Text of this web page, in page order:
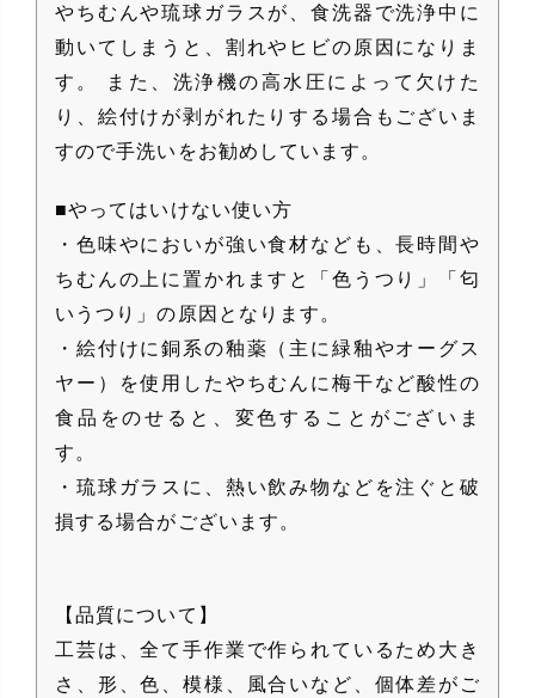
やちむんや琉球ガラスが、食洗器で洗浄中に
動いてしまうと、割れやヒビの原因になりま
す。 また、洗浄機の高水圧によって欠けた
り、絵付けが剥がれたりする場合もございま
すので手洗いをお勧めしています。
■やってはいけない使い方
・色味やにおいが強い食材なども、長時間や
ちむんの上に置かれますと「色うつり」「匂
いうつり」の原因となります。
・絵付けに銅系の釉薬（主に緑釉やオーグス
ヤー）を使用したやちむんに梅干など酸性の
食品をのせると、変色することがございま
す。
・琉球ガラスに、熱い飲み物などを注ぐと破
損する場合がございます。
【品質について】
工芸は、全て手作業で作られているため大き
さ、形、色、模様、風合いなど、個体差がご